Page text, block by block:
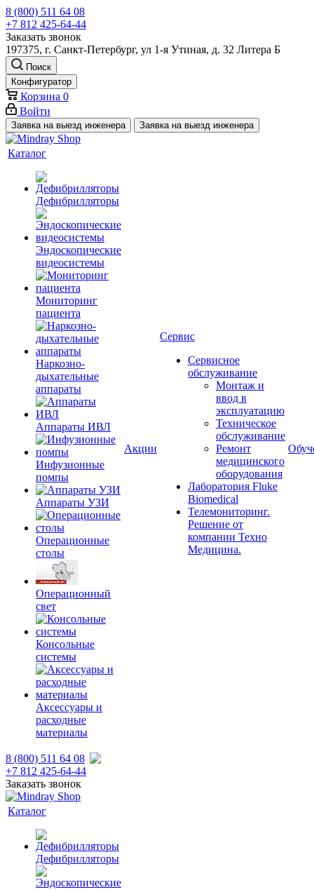
8 (800) 511 64 08
+7 812 425-64-44
Заказать звонок
197375, г. Санкт-Петербург, ул 1-я Утиная, д. 32 Литера Б
Поиск
Конфигуратор
Корзина 0
Войти
Заявка на выезд инженера Заявка на выезд инженера
Каталог
Дефибрилляторы
Эндоскопические
видеосистемы
Мониторинг
пациента
Наркозно-
дыхательные
аппараты
Аппараты ИВЛ
Инфузионные
помпы
Аппараты УЗИ
Операционные
столы
Операционный
свет
Консольные
системы
Аксессуары и
расходные
материалы
Акции
Сервис
Сервисное
обслуживание
Монтаж и
ввод в
эксплуатацию
Техническое
обслуживание
Ремонт
медицинского
оборудования
Лаборатория Fluke
Biomedical
Телемониторинг.
Решение от
компании Техно
Медицина.
8 (800) 511 64 08
+7 812 425-64-44
Заказать звонок
Каталог
Дефибрилляторы